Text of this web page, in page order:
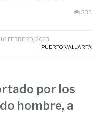
330
16 FEBRERO, 2023
PUERTO VALLARTA
por los
hombre, a